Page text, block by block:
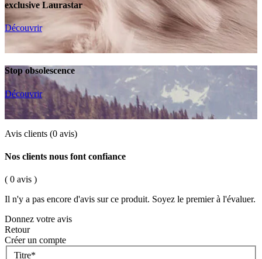
exclusive Laurastar
Découvrir
Stop obsolescence
Découvrir
Avis clients (0 avis)
Nos clients nous font confiance
( 0 avis )
Il n'y a pas encore d'avis sur ce produit. Soyez le premier à l'évaluer.
Donnez votre avis
Retour
Créer un compte
Titre*